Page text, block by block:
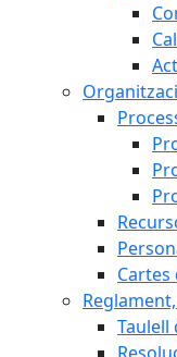
Cartes
Taulell